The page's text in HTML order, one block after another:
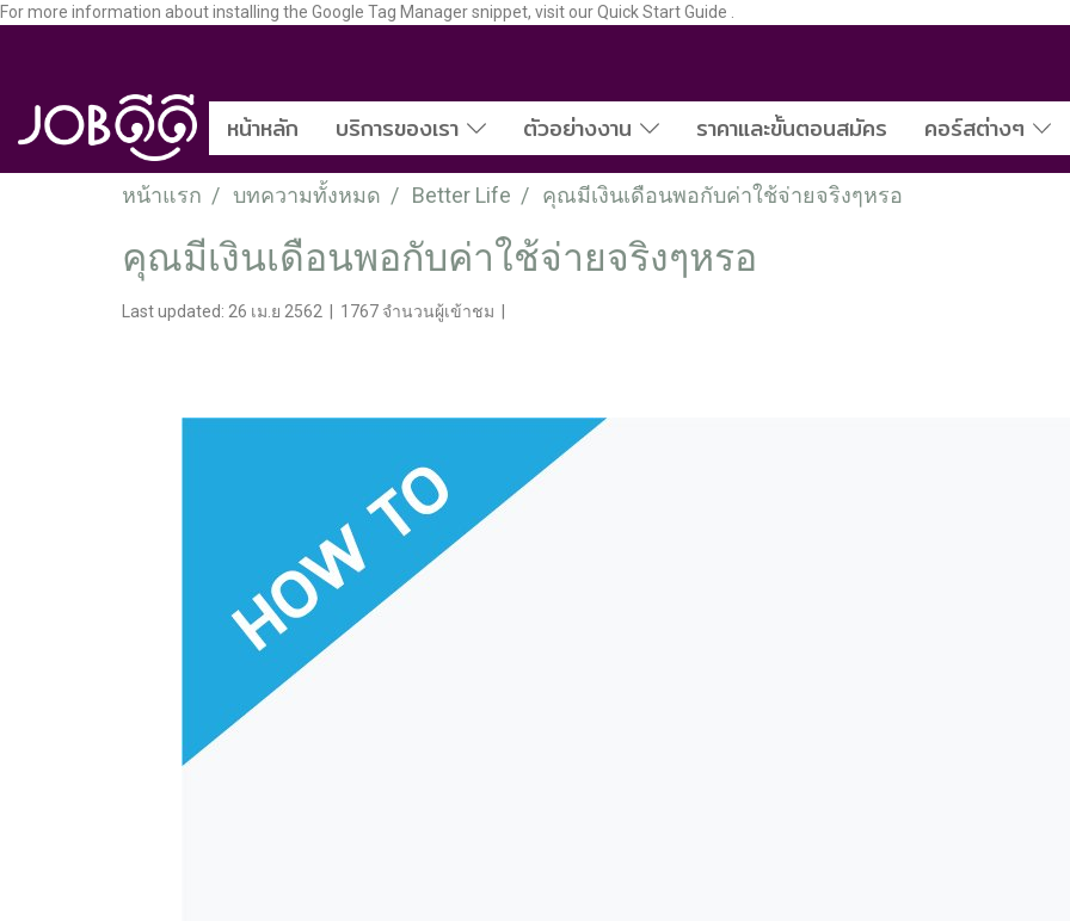
For more information about installing the Google Tag Manager snippet, visit our Quick Start Guide .
หน้าหลัก บริการของเรา ตัวอย่างงาน ราคาและขั้นตอนสมัคร คอร์สต่างๆ
หน้าแรก บทความทั้งหมด Better Life คุณมีเงินเดือนพอกับค่าใช้จ่ายจริงๆหรอ
คุณมีเงินเดือนพอกับค่าใช้จ่ายจริงๆหรอ
Last updated: 26 เม.ย 2562 1767 จำนวนผู้เข้าชม